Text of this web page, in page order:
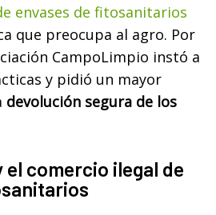
envases de fitosanitarios
que preocupa al agro. Por
CampoLimpio instó a
y pidió un mayor
devolución segura de los
el comercio ilegal de